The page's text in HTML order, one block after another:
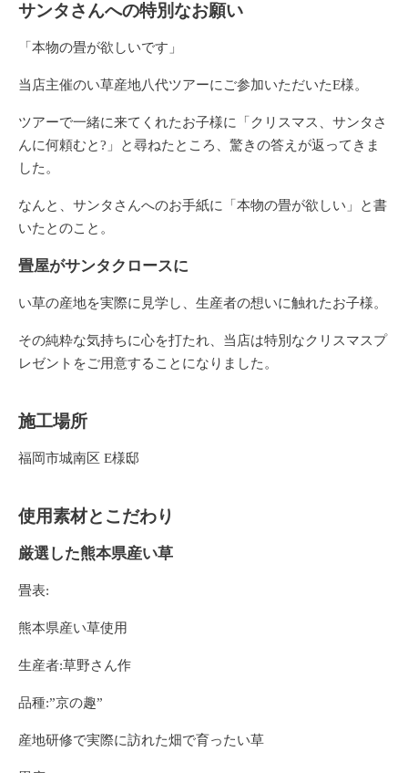
サンタさんへの特別なお願い
「本物の畳が欲しいです」
当店主催のい草産地八代ツアーにご参加いただいたE様。
ツアーで一緒に来てくれたお子様に「クリスマス、サンタさ
んに何頼むと?」と尋ねたところ、驚きの答えが返ってきま
した。
なんと、サンタさんへのお手紙に「本物の畳が欲しい」と書
いたとのこと。
畳屋がサンタクロースに
い草の産地を実際に見学し、生産者の想いに触れたお子様。
その純粋な気持ちに心を打たれ、当店は特別なクリスマスプ
レゼントをご用意することになりました。
施工場所
福岡市城南区 E様邸
使用素材とこだわり
厳選した熊本県産い草
畳表:
熊本県産い草使用
生産者:草野さん作
品種:”京の趣”
産地研修で実際に訪れた畑で育ったい草